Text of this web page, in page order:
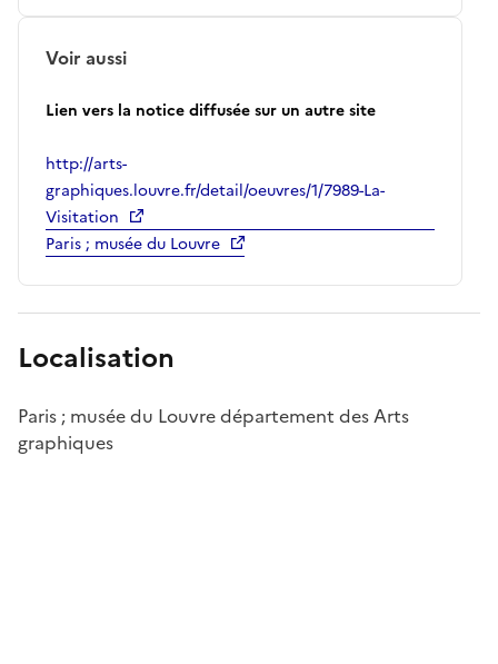
Voir aussi
Lien vers la notice diffusée sur un autre site
http://arts-
graphiques.louvre.fr/detail/oeuvres/1/7989-La-
Visitation
Paris ; musée du Louvre
Localisation
Paris ; musée du Louvre département des Arts
graphiques